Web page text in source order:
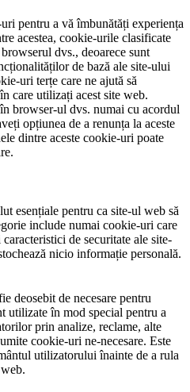
pentru a vă îmbunătăți experiența
acestea, cookie-urile clasificate
dvs., deoarece sunt
de bază ale site-ului
uri terțe care ne ajută să
care utilizați acest site web.
browser-ul dvs. numai cu acordul
opțiunea de a renunța la aceste
dintre aceste cookie-uri poate
esențiale pentru ca site-ul web să
include numai cookie-uri care
de securitate ale site-
nicio informație personală.
deosebit de necesare pentru
utilizate în mod special pentru a
prin analize, reclame, alte
cookie-uri ne-necesare. Este
utilizatorului înainte de a rula